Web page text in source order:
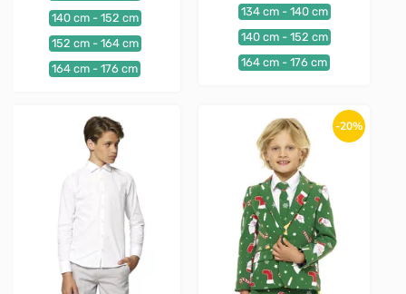
140 cm - 152 cm
152 cm - 164 cm
164 cm - 176 cm
134 cm - 140 cm
140 cm - 152 cm
164 cm - 176 cm
-20%